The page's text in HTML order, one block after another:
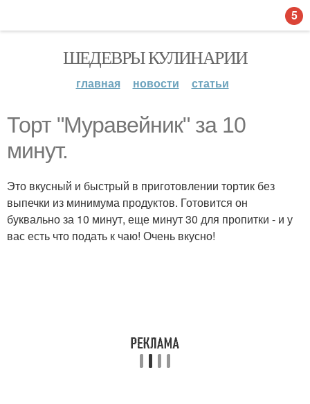
ШЕДЕВРЫ КУЛИНАРИИ
главная новости статьи
Торт "Муравейник" за 10
минут.
Это вкусный и быстрый в приготовлении тортик без
выпечки из минимума продуктов. Готовится он
буквально за 10 минут, еще минут 30 для пропитки - и у
вас есть что подать к чаю! Очень вкусно!
5